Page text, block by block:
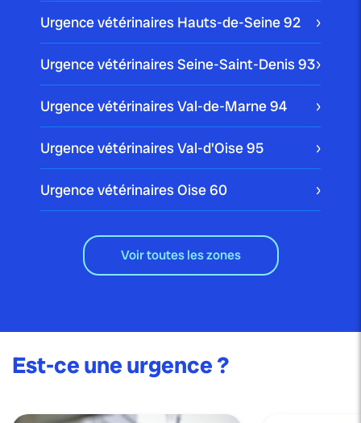
Urgence vétérinaires Hauts-de-Seine92
Urgence vétérinaires Seine-Saint-Denis93
Urgence vétérinaires Val-de-Marne94
Urgence vétérinaires Val-d'Oise95
Urgence vétérinaires Oise60
Voir toutes les zones
Est-ce une urgence ?